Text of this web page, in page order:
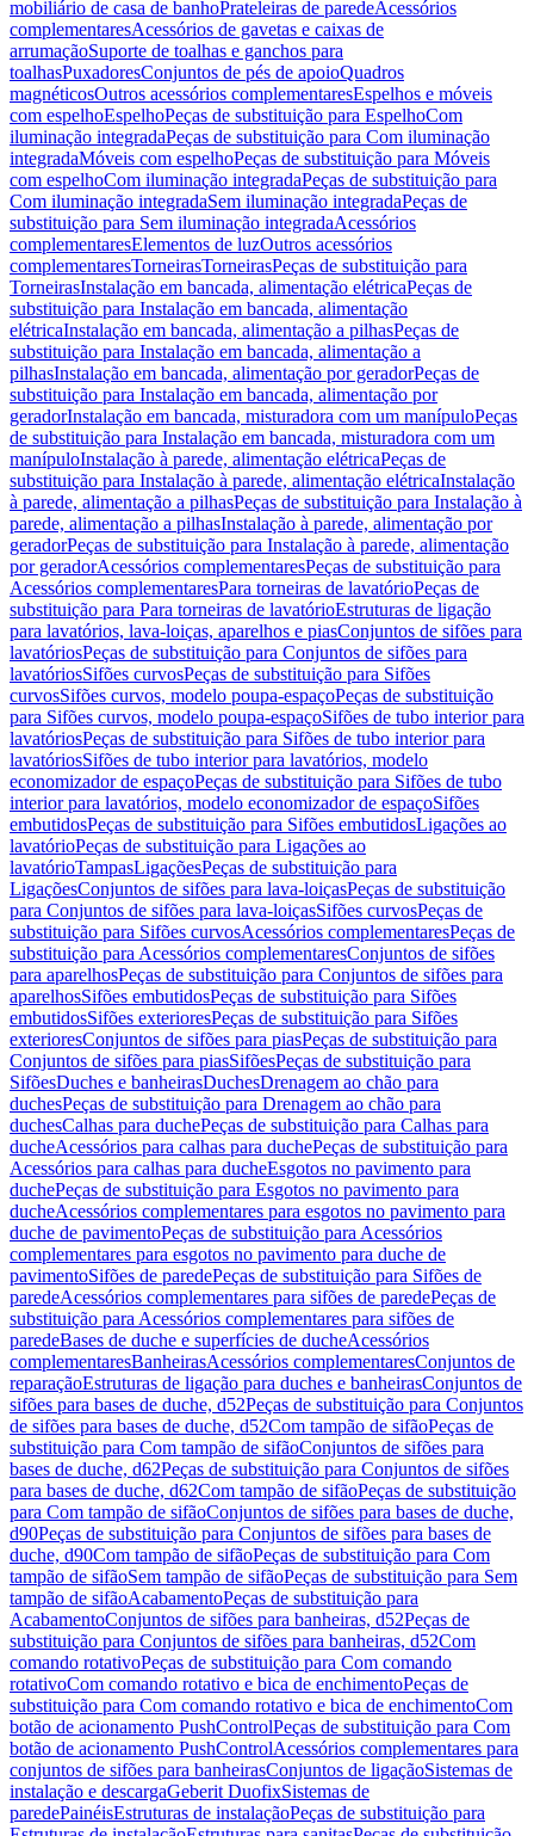
mobiliário de casa de banhoPrateleiras de paredeAcessórios
complementaresAcessórios de gavetas e caixas de
arrumaçãoSuporte de toalhas e ganchos para
toalhasPuxadoresConjuntos de pés de apoioQuadros
magnéticosOutros acessórios complementaresEspelhos e móveis
com espelhoEspelhoPeças de substituição para EspelhoCom
iluminação integradaPeças de substituição para Com iluminação
integradaMóveis com espelhoPeças de substituição para Móveis
com espelhoCom iluminação integradaPeças de substituição para
Com iluminação integradaSem iluminação integradaPeças de
substituição para Sem iluminação integradaAcessórios
complementaresElementos de luzOutros acessórios
complementaresTorneirasTorneirasPeças de substituição para
TorneirasInstalação em bancada, alimentação elétricaPeças de
substituição para Instalação em bancada, alimentação
elétricaInstalação em bancada, alimentação a pilhasPeças de
substituição para Instalação em bancada, alimentação a
pilhasInstalação em bancada, alimentação por geradorPeças de
substituição para Instalação em bancada, alimentação por
geradorInstalação em bancada, misturadora com um manípuloPeças
de substituição para Instalação em bancada, misturadora com um
manípuloInstalação à parede, alimentação elétricaPeças de
substituição para Instalação à parede, alimentação elétricaInstalação
à parede, alimentação a pilhasPeças de substituição para Instalação à
parede, alimentação a pilhasInstalação à parede, alimentação por
geradorPeças de substituição para Instalação à parede, alimentação
por geradorAcessórios complementaresPeças de substituição para
Acessórios complementaresPara torneiras de lavatórioPeças de
substituição para Para torneiras de lavatórioEstruturas de ligação
para lavatórios, lava-loiças, aparelhos e piasConjuntos de sifões para
lavatóriosPeças de substituição para Conjuntos de sifões para
lavatóriosSifões curvosPeças de substituição para Sifões
curvosSifões curvos, modelo poupa-espaçoPeças de substituição
para Sifões curvos, modelo poupa-espaçoSifões de tubo interior para
lavatóriosPeças de substituição para Sifões de tubo interior para
lavatóriosSifões de tubo interior para lavatórios, modelo
economizador de espaçoPeças de substituição para Sifões de tubo
interior para lavatórios, modelo economizador de espaçoSifões
embutidosPeças de substituição para Sifões embutidosLigações ao
lavatórioPeças de substituição para Ligações ao
lavatórioTampasLigaçõesPeças de substituição para
LigaçõesConjuntos de sifões para lava-loiçasPeças de substituição
para Conjuntos de sifões para lava-loiçasSifões curvosPeças de
substituição para Sifões curvosAcessórios complementaresPeças de
substituição para Acessórios complementaresConjuntos de sifões
para aparelhosPeças de substituição para Conjuntos de sifões para
aparelhosSifões embutidosPeças de substituição para Sifões
embutidosSifões exterioresPeças de substituição para Sifões
exterioresConjuntos de sifões para piasPeças de substituição para
Conjuntos de sifões para piasSifõesPeças de substituição para
SifõesDuches e banheirasDuchesDrenagem ao chão para
duchesPeças de substituição para Drenagem ao chão para
duchesCalhas para duchePeças de substituição para Calhas para
ducheAcessórios para calhas para duchePeças de substituição para
Acessórios para calhas para ducheEsgotos no pavimento para
duchePeças de substituição para Esgotos no pavimento para
ducheAcessórios complementares para esgotos no pavimento para
duche de pavimentoPeças de substituição para Acessórios
complementares para esgotos no pavimento para duche de
pavimentoSifões de paredePeças de substituição para Sifões de
paredeAcessórios complementares para sifões de paredePeças de
substituição para Acessórios complementares para sifões de
paredeBases de duche e superfícies de ducheAcessórios
complementaresBanheirasAcessórios complementaresConjuntos de
reparaçãoEstruturas de ligação para duches e banheirasConjuntos de
sifões para bases de duche, d52Peças de substituição para Conjuntos
de sifões para bases de duche, d52Com tampão de sifãoPeças de
substituição para Com tampão de sifãoConjuntos de sifões para
bases de duche, d62Peças de substituição para Conjuntos de sifões
para bases de duche, d62Com tampão de sifãoPeças de substituição
para Com tampão de sifãoConjuntos de sifões para bases de duche,
d90Peças de substituição para Conjuntos de sifões para bases de
duche, d90Com tampão de sifãoPeças de substituição para Com
tampão de sifãoSem tampão de sifãoPeças de substituição para Sem
tampão de sifãoAcabamentoPeças de substituição para
AcabamentoConjuntos de sifões para banheiras, d52Peças de
substituição para Conjuntos de sifões para banheiras, d52Com
comando rotativoPeças de substituição para Com comando
rotativoCom comando rotativo e bica de enchimentoPeças de
substituição para Com comando rotativo e bica de enchimentoCom
botão de acionamento PushControlPeças de substituição para Com
botão de acionamento PushControlAcessórios complementares para
conjuntos de sifões para banheirasConjuntos de ligaçãoSistemas de
instalação e descargaGeberit DuofixSistemas de
paredePainéisEstruturas de instalaçãoPeças de substituição para